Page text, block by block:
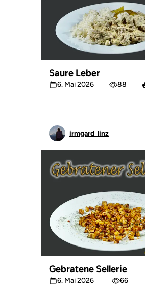
Saure Leber
6. Mai 2026 88
irmgard_linz
Gebratene Sellerie
6. Mai 2026 66